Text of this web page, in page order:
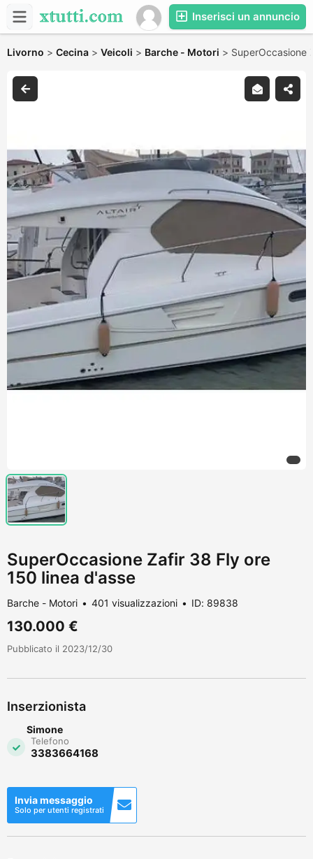
Inserisci un annuncio
Livorno > Cecina > Veicoli > Barche - Motori > SuperOccasione
SuperOccasione Zafir 38 Fly ore
150 linea d'asse
Barche - Motori 401 visualizzazioni ID: 89838
130.000 €
Pubblicato il 2023/12/30
Inserzionista
Simone
Telefono
3383664168
Invia messaggio
Solo per utenti registrati